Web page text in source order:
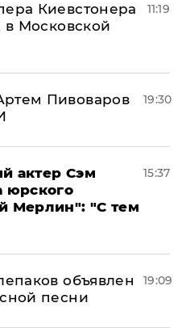
Киевстонера
в Московской
11:19
Пивоваров
19:30
актер Сэм
юрского
Мерлин": "С тем
15:37
объявлен
песни
19:09